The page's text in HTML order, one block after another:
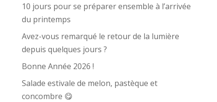
10 jours pour se préparer ensemble à l’arrivée
du printemps
Avez-vous remarqué le retour de la lumière
depuis quelques jours ?
Bonne Année 2026 !
Salade estivale de melon, pastèque et
concombre 😋